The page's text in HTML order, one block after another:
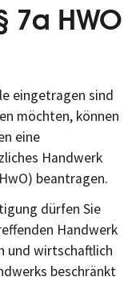
7a HWO
eingetragen sind
möchten, können
eine
Handwerk
beantragen.
dürfen Sie
Handwerk
und wirtschaftlich
beschränkt